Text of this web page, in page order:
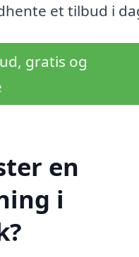
et tilbud i
gratis og
en
i